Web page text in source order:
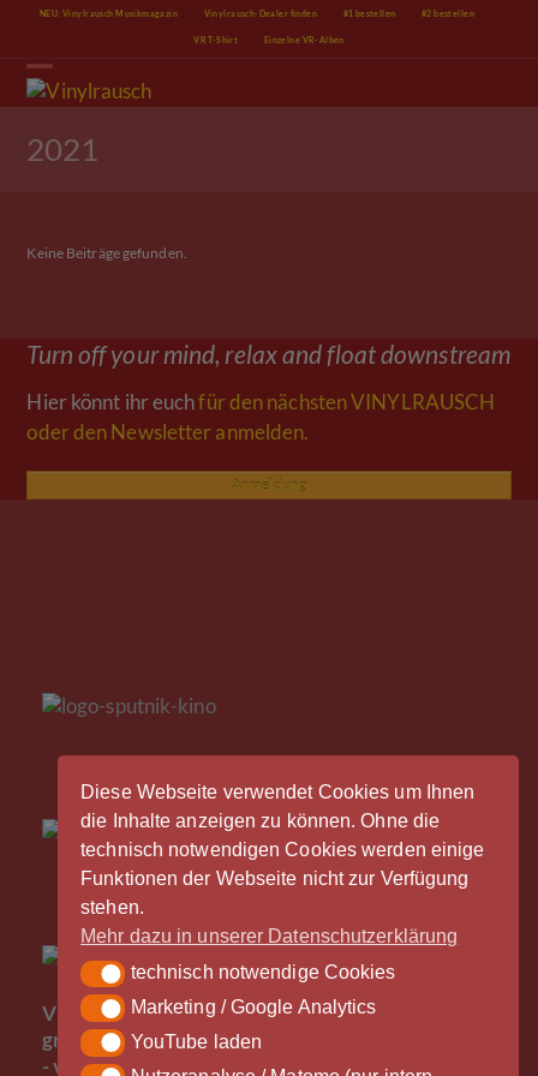
Diese Webseite verwendet Cookies um Ihnen
die Inhalte anzeigen zu können. Ohne die
technisch notwendigen Cookies werden einige
Funktionen der Webseite nicht zur Verfügung
stehen.
Mehr dazu in unserer Datenschutzerklärung
technisch notwendige Cookies
technisch notwendige Cookies
Marketing / Google Analytics
Marketing / Google Analytics
YouTube laden
YouTube laden
content
NEU: Vinylrausch Musikmagazin Vinylrausch-Dealer finden #1 bestellen #2 bestellen
VR T-Shirt Einzelne VR-Alben
Open
mobile
menu
Close
mobile
menu
2021
Keine Beiträge gefunden.
Turn off your mind, relax and float downstream
Hier könnt ihr euchfür den nächsten VINYLRAUSCH
oder den Newsletter anmelden.
Anmeldung
Vinylrausch wäre nicht möglich ohne die
großzügige Unterstützung durch unsere Partner
- vielen Dank!